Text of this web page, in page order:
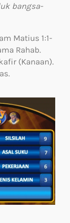
bangsa-
Matius 1:1-
Rahab.
(Kanaan).